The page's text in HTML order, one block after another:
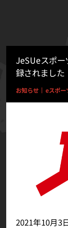
JeSUeスポー
録されました
お知らせ eスポー
2021年10月3